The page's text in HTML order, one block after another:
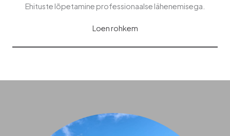
Ehituste lõpetamine professionaalse lähenemisega.
Loen rohkem